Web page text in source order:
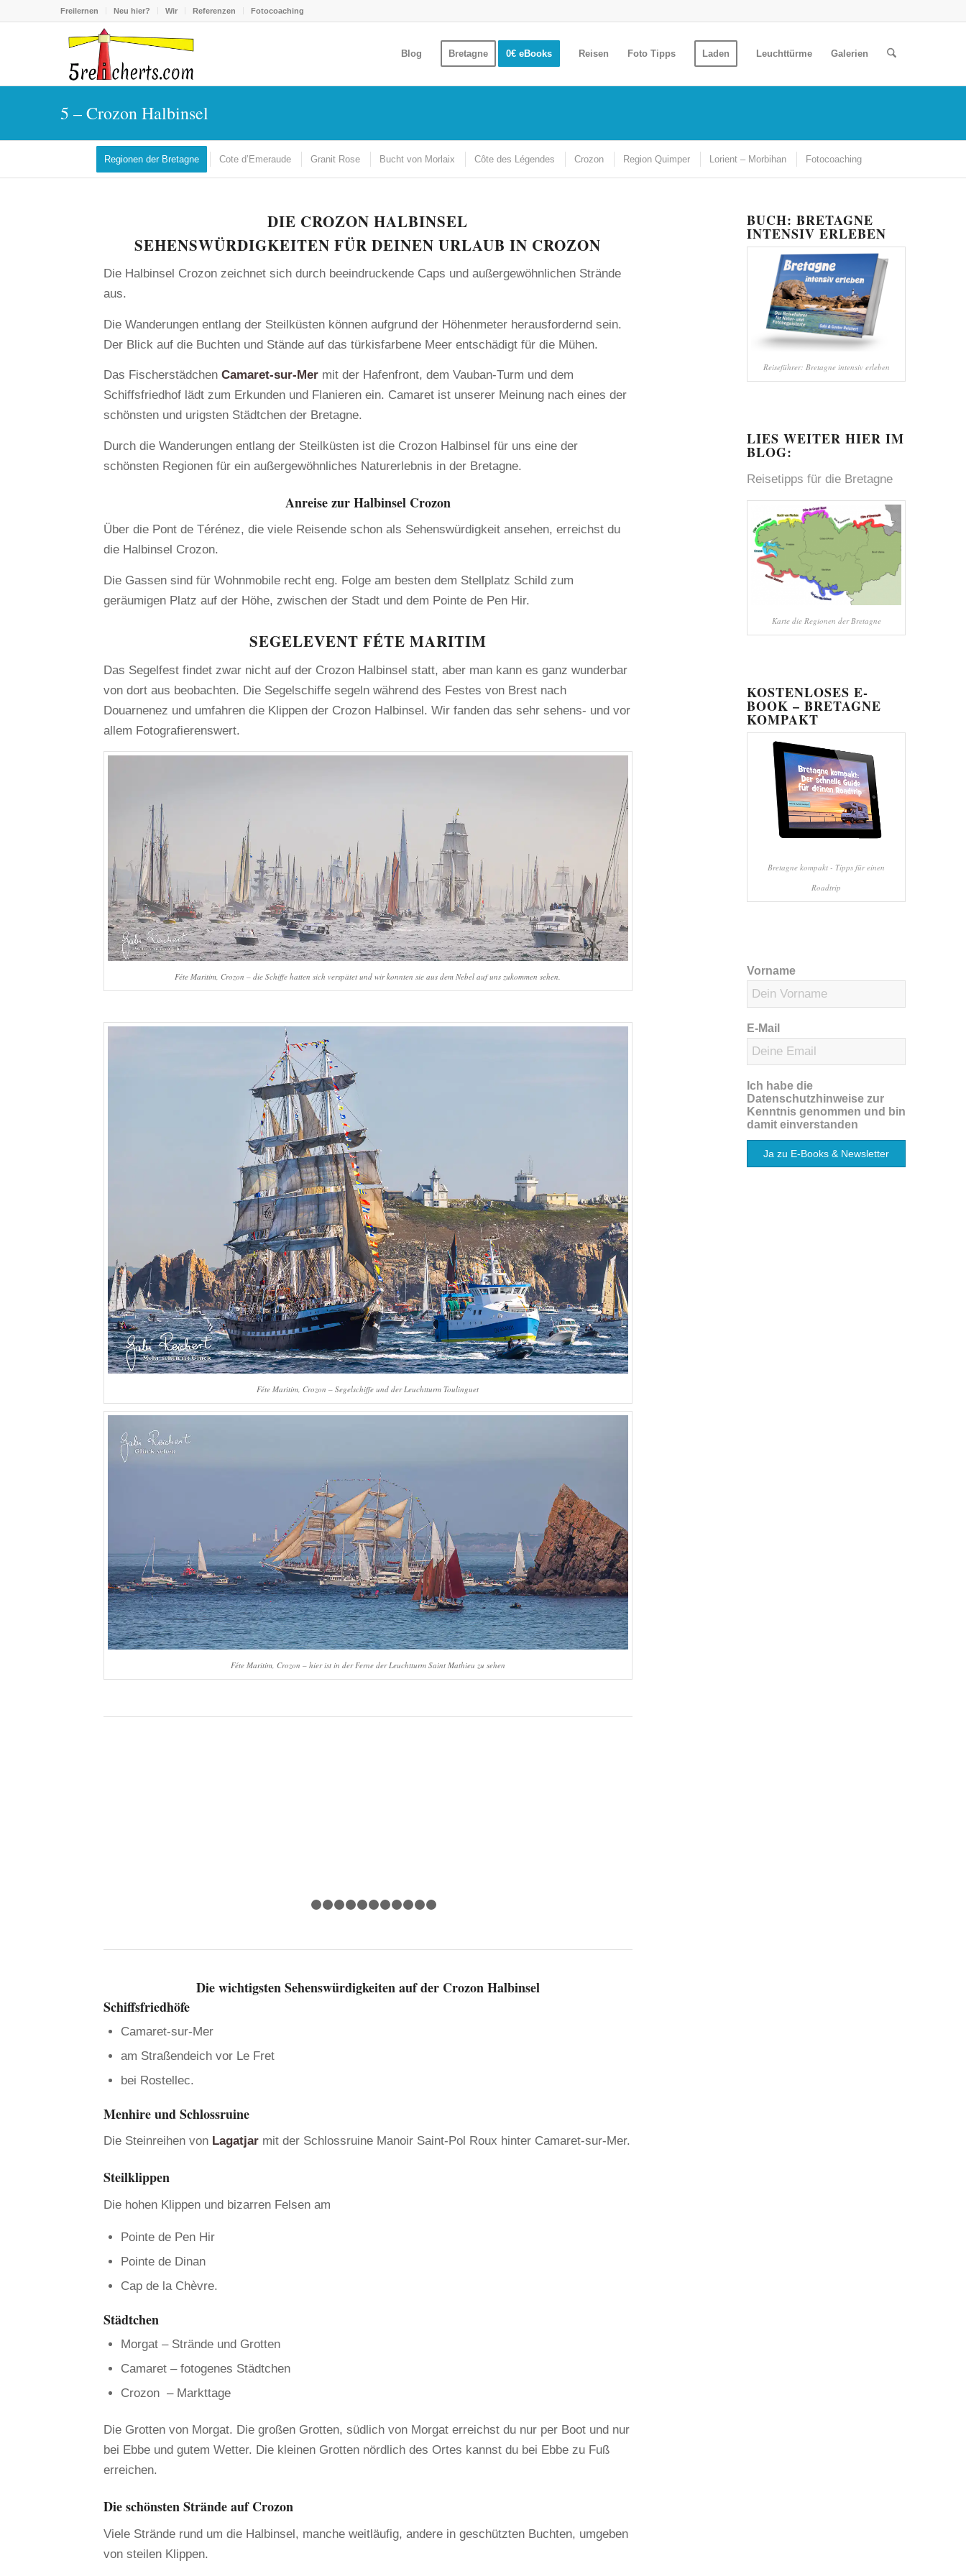
Freilernen Neu hier? Wir Referenzen Fotocoaching
Blog Bretagne 0€ eBooks Reisen Foto Tipps Laden Leuchttürme Galerien
5 – Crozon Halbinsel
Regionen der Bretagne Cote d’Emeraude Granit Rose Bucht von Morlaix Côte des Légendes Crozon Region Quimper Lorient – Morbihan Fotocoaching
DIE CROZON HALBINSEL
SEHENSWÜRDIGKEITEN FÜR DEINEN URLAUB IN CROZON
Die Halbinsel Crozon zeichnet sich durch beeindruckende Caps und außergewöhnlichen Strände
aus.
Die Wanderungen entlang der Steilküsten können aufgrund der Höhenmeter herausfordernd sein.
Der Blick auf die Buchten und Stände auf das türkisfarbene Meer entschädigt für die Mühen.
Das Fischerstädchen Camaret-sur-Mermit der Hafenfront, dem Vauban-Turm und dem
Schiffsfriedhof lädt zum Erkunden und Flanieren ein. Camaret ist unserer Meinung nach eines der
schönsten und urigsten Städtchen der Bretagne.
Durch die Wanderungen entlang der Steilküsten ist die Crozon Halbinsel für uns eine der
schönsten Regionen für ein außergewöhnliches Naturerlebnis in der Bretagne.
Anreise zur Halbinsel Crozon
Über die Pont de Térénez, die viele Reisende schon als Sehenswürdigkeit ansehen, erreichst du
die Halbinsel Crozon.
Die Gassen sind für Wohnmobile recht eng. Folge am besten dem Stellplatz Schild zum
geräumigen Platz auf der Höhe, zwischen der Stadt und dem Pointe de Pen Hir.
SEGELEVENT FÉTE MARITIM
Das Segelfest findet zwar nicht auf der Crozon Halbinsel statt, aber man kann es ganz wunderbar
von dort aus beobachten. Die Segelschiffe segeln während des Festes von Brest nach
Douarnenez und umfahren die Klippen der Crozon Halbinsel. Wir fanden das sehr sehens- und vor
allem Fotografierenswert.
Féte Maritim, Crozon – die Schiffe hatten sich verspätet und wir konnten sie aus dem Nebel auf uns zukommen sehen.
Féte Maritim, Crozon – Segelschiffe und der Leuchtturm Toulinguet
Féte Maritim, Crozon – hier ist in der Ferne der Leuchtturm Saint Mathieu zu sehen
Die wichtigsten Sehenswürdigkeiten auf der Crozon Halbinsel
Schiffsfriedhöfe
Camaret-sur-Mer
am Straßendeich vor Le Fret
bei Rostellec.
Menhire und Schlossruine
Die Steinreihen von Lagatjarmit der Schlossruine Manoir Saint-Pol Roux hinter Camaret-sur-Mer.
Steilklippen
Die hohen Klippen und bizarren Felsen am
Pointe de Pen Hir
Pointe de Dinan
Cap de la Chèvre.
Städtchen
Morgat – Strände und Grotten
Camaret – fotogenes Städtchen
Crozon – Markttage
Die Grotten von Morgat. Die großen Grotten, südlich von Morgat erreichst du nur per Boot und nur
bei Ebbe und gutem Wetter. Die kleinen Grotten nördlich des Ortes kannst du bei Ebbe zu Fuß
erreichen.
Die schönsten Strände auf Crozon
Viele Strände rund um die Halbinsel, manche weitläufig, andere in geschützten Buchten, umgeben
von steilen Klippen.
BUCH: BRETAGNE
INTENSIV ERLEBEN
Reiseführer: Bretagne intensiv erleben
LIES WEITER HIER IM
BLOG:
Reisetipps für die Bretagne
Karte die Regionen der Bretagne
KOSTENLOSES E-
BOOK – BRETAGNE
KOMPAKT
Bretagne kompakt - Tipps für einen
Roadtrip
Vorname
E-Mail
Ich habe die
Datenschutzhinweise zur
Kenntnis genommen und bin
damit einverstanden